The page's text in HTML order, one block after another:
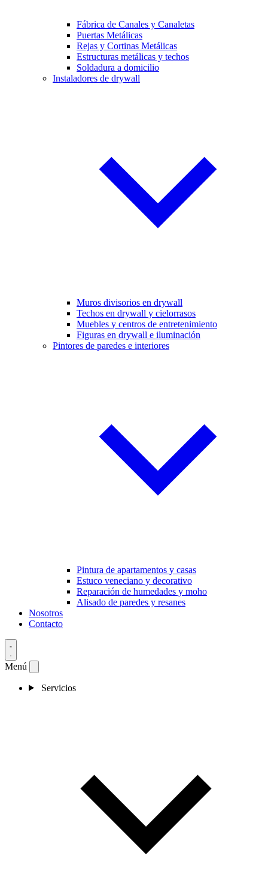
Fábrica de Canales y Canaletas
Puertas Metálicas
Rejas y Cortinas Metálicas
Estructuras metálicas y techos
Soldadura a domicilio
Instaladores de drywall
Muros divisorios en drywall
Techos en drywall y cielorrasos
Muebles y centros de entretenimiento
Figuras en drywall e iluminación
Pintores de paredes e interiores
Pintura de apartamentos y casas
Estuco veneciano y decorativo
Reparación de humedades y moho
Alisado de paredes y resanes
Nosotros
Contacto
Menú
Servicios